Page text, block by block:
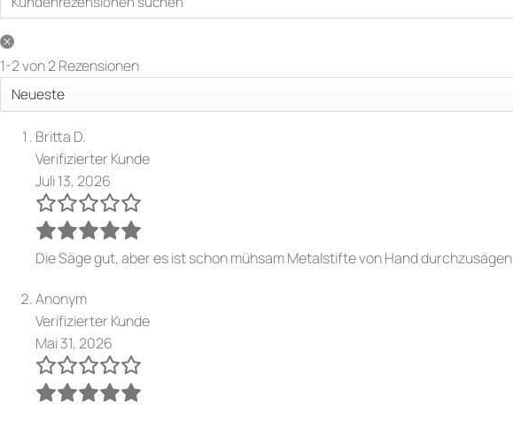
1-2 von 2 Rezensionen
Britta D.
Verifizierter Kunde
Juli 13, 2026
Die Säge gut, aber es ist schon mühsam Metalstifte von Hand durchzusägen
Anonym
Verifizierter Kunde
Mai 31, 2026